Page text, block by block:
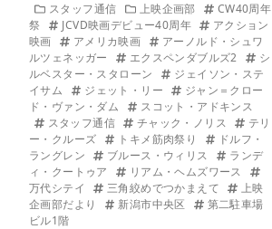
スタッフ通信 上映企画部
CW40周年
祭
JCVD映画デビュー40周年
アクション
映画
アメリカ映画
アーノルド・シュワ
ルツェネッガー
エクスペンダブルズ2
シ
ルベスター・スタローン
ジェイソン・ステ
イサム
ジェット・リー
ジャン＝クロー
ド・ヴァン・ダム
スコット・アドキンス
スタッフ通信
チャック・ノリス
テリ
ー・クルーズ
トキメ筋肉祭り
ドルフ・
ラングレン
ブルース・ウィリス
ランデ
ィ・クートゥア
リアム・ヘムズワース
万代シテイ
三角絞めでつかまえて
上映
企画部だより
新潟市中央区
第二駐車場
ビル1階